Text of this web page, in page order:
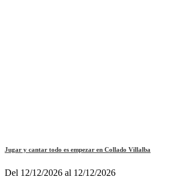
Jugar y cantar todo es empezar en Collado Villalba
Del 12/12/2026 al 12/12/2026